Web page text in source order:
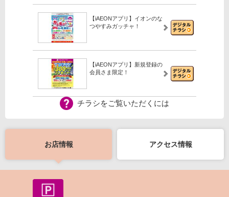
【iAEONアプリ】イオンのな
つやすみガッチャ！
【iAEONアプリ】新規登録の
会員さま限定！
チラシをご覧いただくには
お店情報 アクセス情報